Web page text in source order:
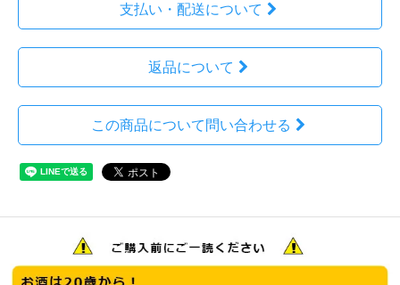
支払い・配送について
返品について
この商品について問い合わせる